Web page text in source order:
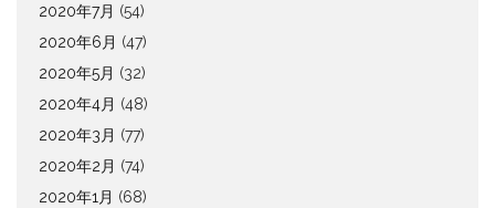
2020年7月 (54)
2020年6月 (47)
2020年5月 (32)
2020年4月 (48)
2020年3月 (77)
2020年2月 (74)
2020年1月 (68)